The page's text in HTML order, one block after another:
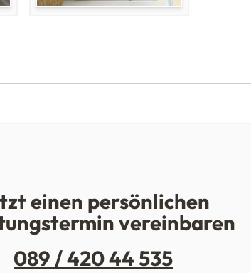
einen persönlichen
vereinbaren
089 / 420 44 535